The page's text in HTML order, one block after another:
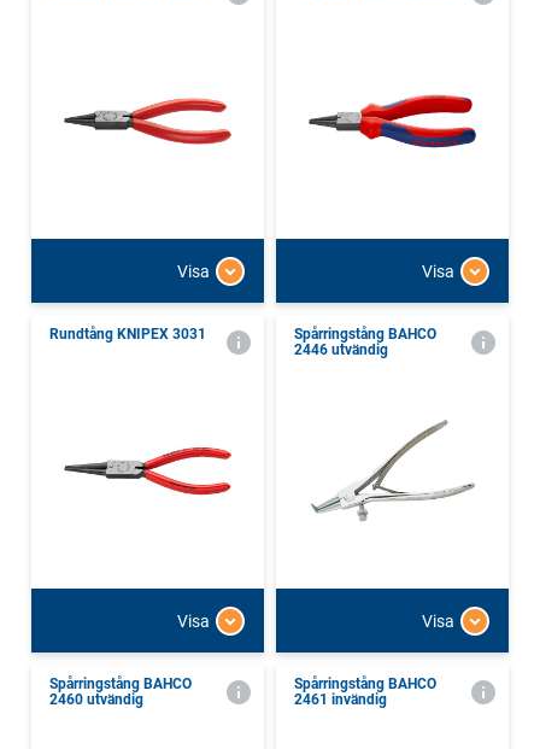
Visa Visa
Rundtång KNIPEX 3031
Visa
Spårringstång BAHCO
2446 utvändig
Visa
Spårringstång BAHCO
2460 utvändig
Spårringstång BAHCO
2461 invändig